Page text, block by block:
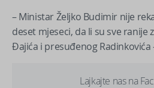
– Ministar Željko Budimir nije
deset mjeseci, da li su sve ranije
Đajića i presuđenog Radinkovića
Lajkajte nas na